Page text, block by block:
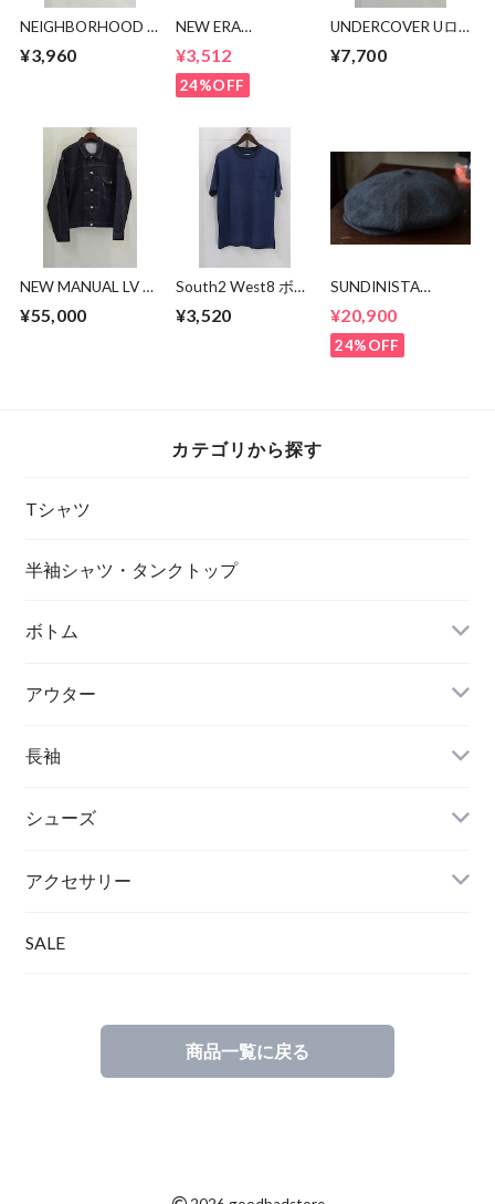
NEIGHBORHOOD ×
¥3,960
NEW ERA
¥3,512
24%OFF
UNDERCOVER Uロ
¥7,700
NEW MANUAL LV T-
JACKET
¥55,000
South2 West8 ボー
ツ
¥3,520
SUNDINISTA
ケット
¥20,900
24%OFF
カテゴリから探す
Tシャツ
半袖シャツ・タンクトップ
ボトム
アウター
長袖
シューズ
アクセサリー
SALE
商品一覧に戻る